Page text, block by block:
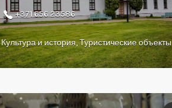
+371 656 23586
Культура и история, Туристические объекты